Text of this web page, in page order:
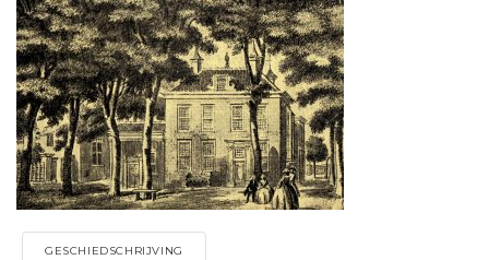
GESCHIEDSCHRIJVING